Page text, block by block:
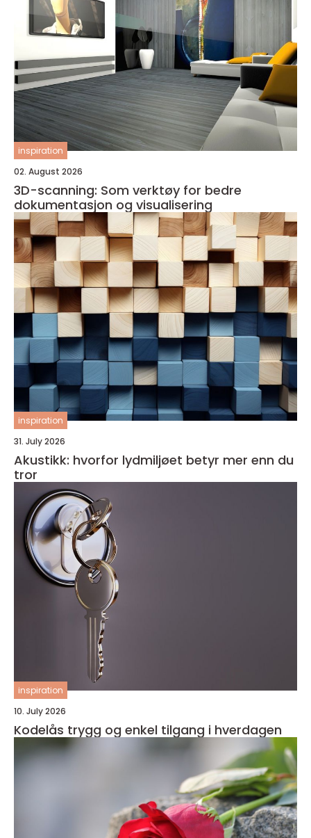
inspiration
02. August 2026
3D-scanning: Som verktøy for bedre
dokumentasjon og visualisering
inspiration
31. July 2026
Akustikk: hvorfor lydmiljøet betyr mer enn du
tror
inspiration
10. July 2026
Kodelås trygg og enkel tilgang i hverdagen